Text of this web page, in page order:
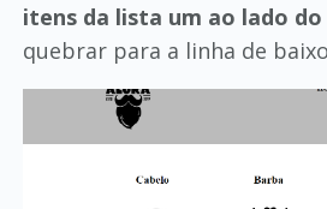
itens da lista um ao lado
quebrar para a linha de